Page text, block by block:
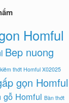
Homful
Bep nuong
thớt Homful X02025
gọn Homful
gỗ Homful Bàn thớt